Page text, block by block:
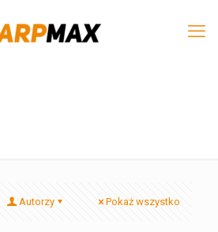
Autorzy Pokaż wszystko